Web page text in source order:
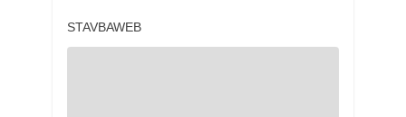
STAVBAWEB